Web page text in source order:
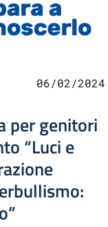
06/02/2024
per genitori
“Luci e